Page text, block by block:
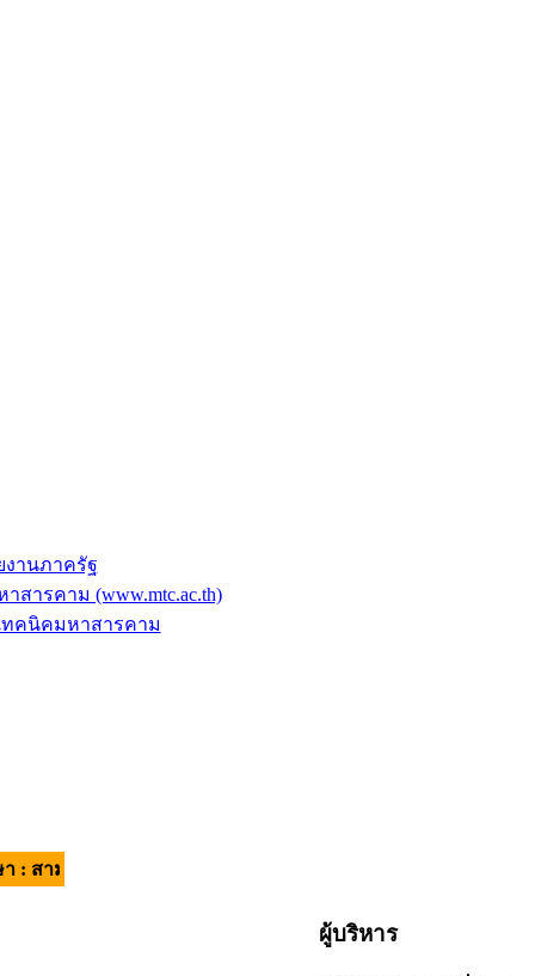
งานภาครัฐ
ารคาม (www.mtc.ac.th)
ทคนิคมหาสารคาม
คี มีวินัย ใส่ใจบริการ | อัตลักษณ์ของผู้เรียน : วินัยดี มีทักษะ |
ผู้บริหาร